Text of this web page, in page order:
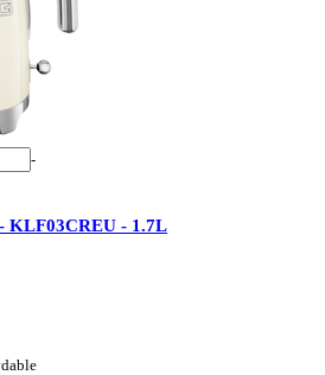
-
KLF03CREU - 1.7L